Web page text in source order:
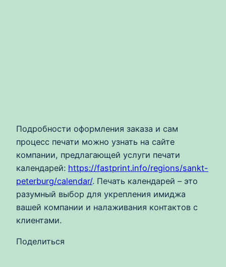
Подробности оформления заказа и сам
процесс печати можно узнать на сайте
компании, предлагающей услуги печати
календарей: https://fastprint.info/regions/sankt-
peterburg/calendar/. Печать календарей – это
разумный выбор для укрепления имиджа
вашей компании и налаживания контактов с
клиентами.
Поделиться